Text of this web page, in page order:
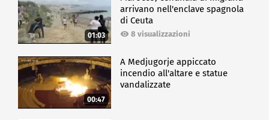
01:03
arrivano nell'enclave spagnola
di Ceuta
8 visualizzazioni
00:47
A Medjugorje appiccato
incendio all'altare e statue
vandalizzate